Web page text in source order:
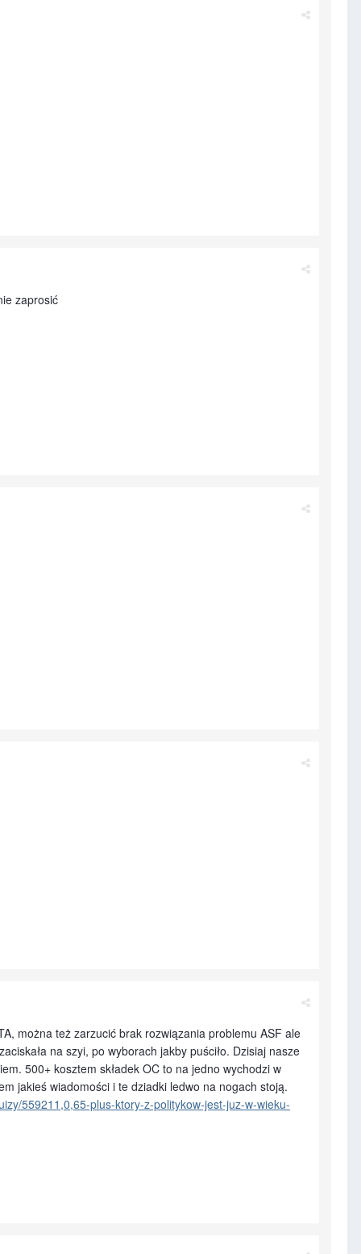
zaprosić
można też zarzucić brak rozwiązania problemu ASF ale
na szyi, po wyborach jakby puściło. Dzisiaj nasze
500+ kosztem składek OC to na jedno wychodzi w
jakieś wiadomości i te dziadki ledwo na nogach stoją.
559211,0,65-plus-ktory-z-politykow-jest-juz-w-wieku-